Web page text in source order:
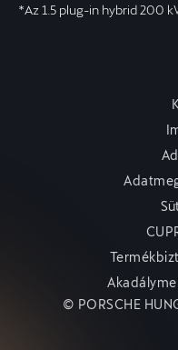
*Az 1.5 plug-in hybrid 200
© PORSCHE